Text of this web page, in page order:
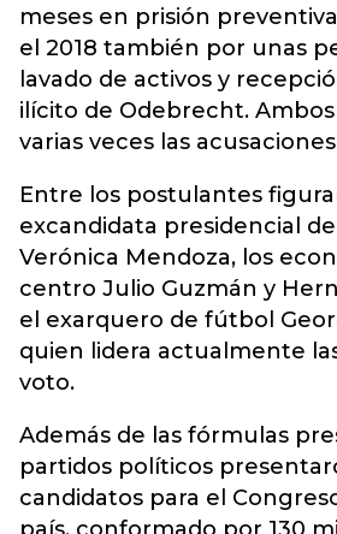
meses en prisión
el 2018 también por unas
lavado de activos y
ilícito de Odebrecht.
varias veces las
Entre los postulantes
excandidata presidencial
Verónica Mendoza, los
centro Julio Guzmán y
el exarquero de fútbol
quien lidera actualmente
voto.
Además de las fórmulas
partidos políticos
candidatos para el